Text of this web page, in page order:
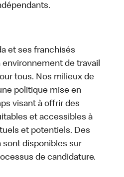
et ses franchisés
environnement de travail
tous. Nos milieux de
politique mise en
visant à offrir des
et accessibles à
et potentiels. Des
sont disponibles sur
de candidature.